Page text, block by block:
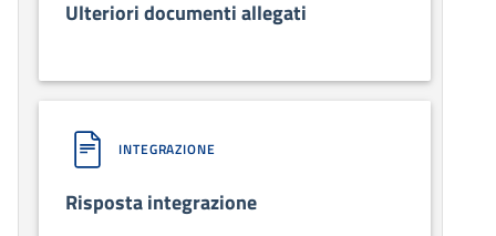
Ulteriori documenti allegati
INTEGRAZIONE
Risposta integrazione